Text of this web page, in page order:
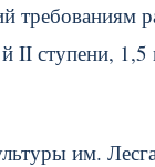
требованиям
II ступени,
им.